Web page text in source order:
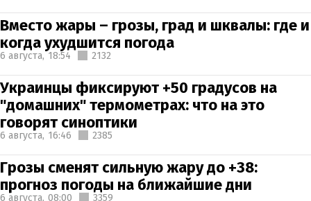
Вместо жары – грозы, град и шквалы: где и
когда ухудшится погода
6 августа, 18:54 2132
Украинцы фиксируют +50 градусов на
"домашних" термометрах: что на это
говорят синоптики
6 августа, 16:46 2385
Грозы сменят сильную жару до +38:
прогноз погоды на ближайшие дни
6 августа, 08:00 3359